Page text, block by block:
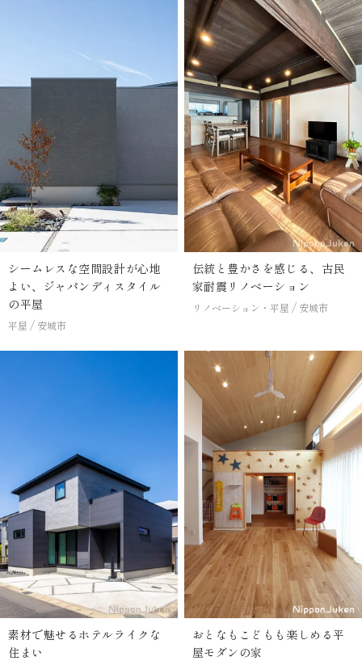
シームレスな空間設計が心地
よい、ジャパンディスタイル
の平屋
平屋 安城市
伝統と豊かさを感じる、古民
家耐震リノベーション
リノベーション・平屋 安城市
素材で魅せるホテルライクな
住まい
おとなもこどもも楽しめる平
屋モダンの家